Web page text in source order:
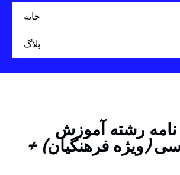
خانه
بلاگ
نامه رشته آموزش
(ویژه فرهنگیان) +